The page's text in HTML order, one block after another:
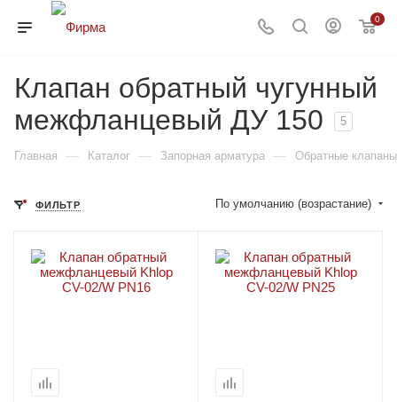
0
Клапан обратный чугунный
межфланцевый ДУ 150
5
Главная — Каталог — Запорная арматура — Обратные клапаны
ФИЛЬТР По умолчанию (возрастание)